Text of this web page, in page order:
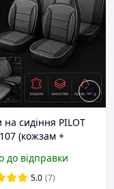
на сидіння PILOT
(кожзам +
до відправки
5.0 (7)